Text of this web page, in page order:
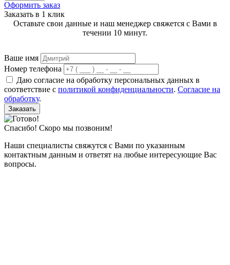
Оформить заказ
Заказать в 1 клик
Оставьте свои данные и наш менеджер свяжется с Вами в
течении 10 минут.
Ваше имя
Номер телефона
Даю согласие на обработку персональных данных в
соответствие с политикой конфиденциальности. Согласие на
обработку.
Заказать
Спасибо! Скоро мы позвоним!
Наши специалисты свяжутся с Вами по указанным
контактным данным и ответят на любые интересующие Вас
вопросы.